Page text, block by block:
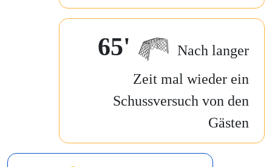
65'
Nach langer
Zeit mal wieder ein
Schussversuch von den
Gästen